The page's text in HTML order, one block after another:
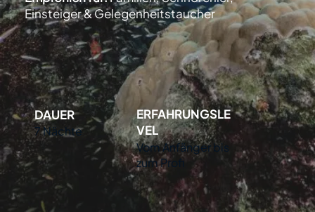
DAUER
7 Nächte
ERFAHRUNGSLE
VEL
Vom Anfänger bis
zum Profi
Einsteiger & Gelegenheitstaucher